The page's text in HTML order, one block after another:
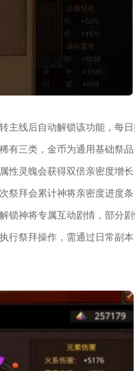
主线后自动解锁该功能，每
有三类，金币为通用基础祭
性灵魄会获得双倍亲密度增
祭拜会累计神将亲密度进度
锁神将专属互动剧情，部分
行祭拜操作，需通过日常副